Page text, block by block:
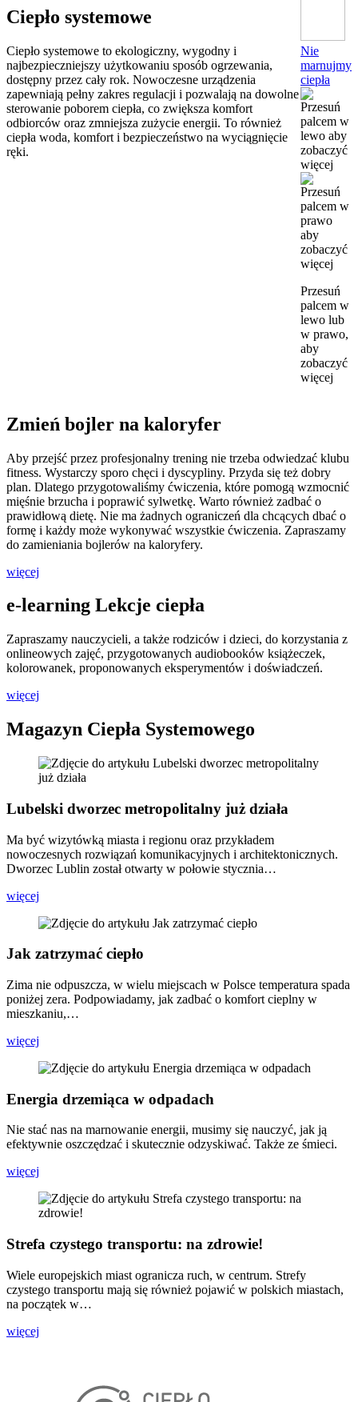
Ciepło systemowe
Ciepło systemowe to ekologiczny, wygodny i
najbezpieczniejszy użytkowaniu sposób ogrzewania,
dostępny przez cały rok. Nowoczesne urządzenia
zapewniają pełny zakres regulacji i pozwalają na dowolne
sterowanie poborem ciepła, co zwiększa komfort
odbiorców oraz zmniejsza zużycie energii. To również
ciepła woda, komfort i bezpieczeństwo na wyciągnięcie
ręki.
Nie
marnujmy
ciepła
Przesuń
palcem w
lewo lub
w prawo,
aby
zobaczyć
więcej
Zmień bojler na kaloryfer
Aby przejść przez profesjonalny trening nie trzeba odwiedzać klubu
fitness. Wystarczy sporo chęci i dyscypliny. Przyda się też dobry
plan. Dlatego przygotowaliśmy ćwiczenia, które pomogą wzmocnić
mięśnie brzucha i poprawić sylwetkę. Warto również zadbać o
prawidłową dietę. Nie ma żadnych ograniczeń dla chcących dbać o
formę i każdy może wykonywać wszystkie ćwiczenia. Zapraszamy
do zamieniania bojlerów na kaloryfery.
więcej
e-learning Lekcje ciepła
Zapraszamy nauczycieli, a także rodziców i dzieci, do korzystania z
onlineowych zajęć, przygotowanych audiobooków książeczek,
kolorowanek, proponowanych eksperymentów i doświadczeń.
więcej
Magazyn Ciepła Systemowego
Lubelski dworzec metropolitalny już działa
Ma być wizytówką miasta i regionu oraz przykładem
nowoczesnych rozwiązań komunikacyjnych i architektonicznych.
Dworzec Lublin został otwarty w połowie stycznia…
więcej
Jak zatrzymać ciepło
Zima nie odpuszcza, w wielu miejscach w Polsce temperatura spada
poniżej zera. Podpowiadamy, jak zadbać o komfort cieplny w
mieszkaniu,…
więcej
Energia drzemiąca w odpadach
Nie stać nas na marnowanie energii, musimy się nauczyć, jak ją
efektywnie oszczędzać i skutecznie odzyskiwać. Także ze śmieci.
więcej
Strefa czystego transportu: na zdrowie!
Wiele europejskich miast ogranicza ruch, w centrum. Strefy
czystego transportu mają się również pojawić w polskich miastach,
na początek w…
więcej